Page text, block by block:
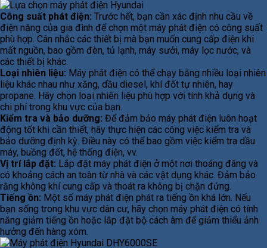
Công suất phát điện: Trước hết, bạn cần xác định nhu cầu về
điện năng của gia đình để chọn một máy phát điện có công suất
phù hợp. Cân nhắc các thiết bị mà bạn muốn cung cấp điện khi
mất nguồn, bao gồm đèn, tủ lạnh, máy sưởi, máy lọc nước, và
các thiết bị khác.
Loại nhiên liệu: Máy phát điện có thể chạy bằng nhiều loại nhiên
liệu khác nhau như xăng, dầu diesel, khí đốt tự nhiên, hay
propane. Hãy chọn loại nhiên liệu phù hợp với tính khả dụng và
chi phí trong khu vực của bạn.
Kiểm tra và bảo dưỡng: Để đảm bảo máy phát điện luôn hoạt
động tốt khi cần thiết, hãy thực hiện các công việc kiểm tra và
bảo dưỡng định kỳ. Điều này có thể bao gồm việc kiểm tra dầu
máy, buồng đốt, hệ thống điện, vv.
Vị trí lắp đặt: Lắp đặt máy phát điện ở một nơi thoáng đãng và
có khoảng cách an toàn từ nhà và các vật dụng khác. Đảm bảo
rằng không khí cung cấp và thoát ra không bị chặn đứng.
Tiếng ồn: Một số máy phát điện phát ra tiếng ồn khá lớn. Nếu
bạn sống trong khu vực dân cư, hãy chọn máy phát điện có tính
năng giảm tiếng ồn hoặc lắp đặt bộ cách âm để giảm thiểu ảnh
hưởng đến hàng xóm.